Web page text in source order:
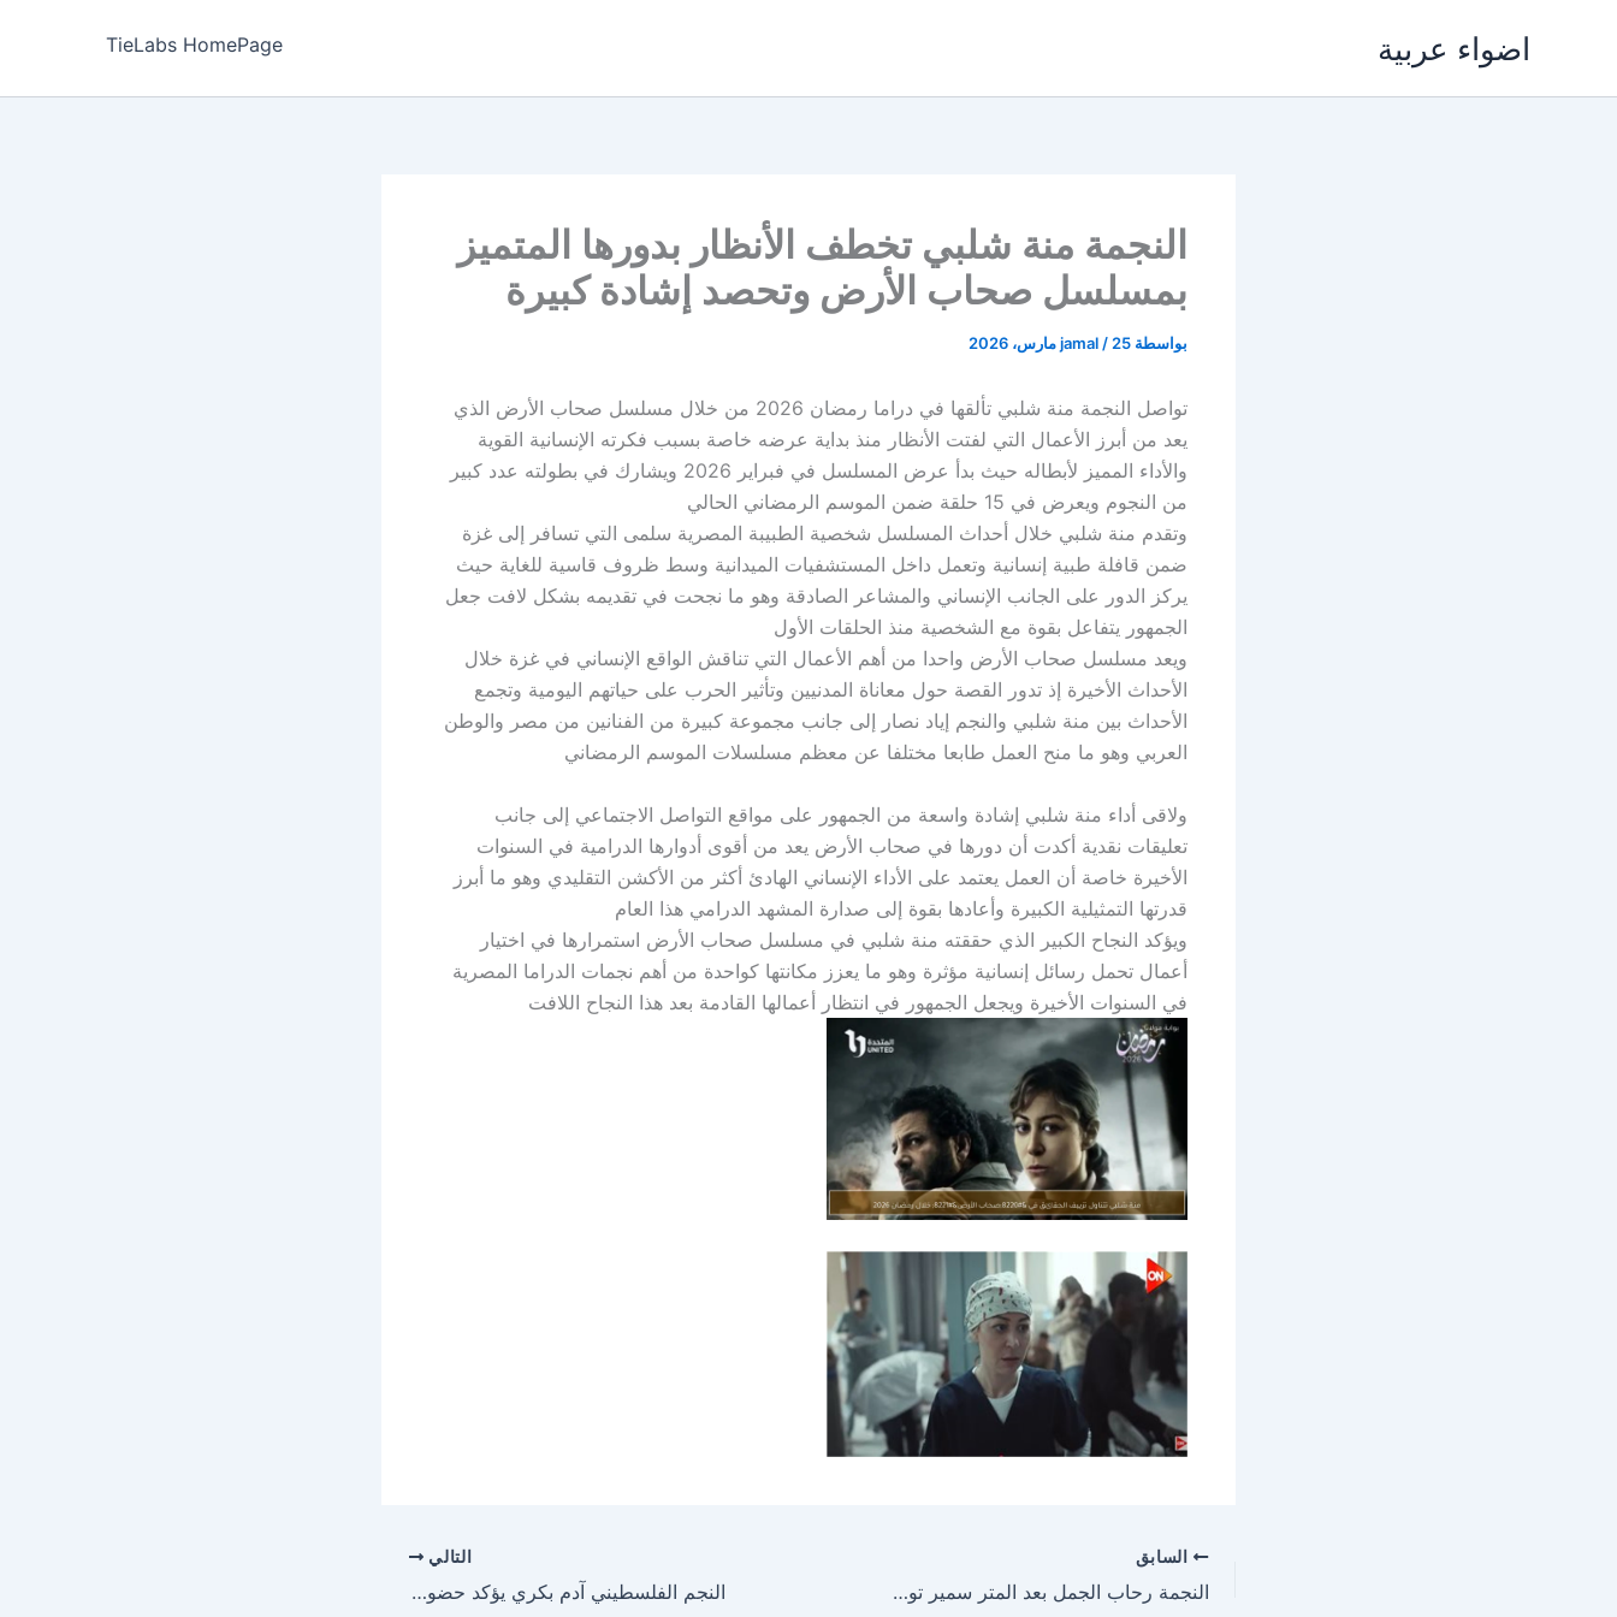
اضواء عربية TieLabs HomePage
النجمة منة شلبي تخطف الأنظار بدورها المتميز
بمسلسل صحاب الأرض وتحصد إشادة كبيرة
بواسطة jamal / 25 مارس، 2026
تواصل النجمة منة شلبي تألقها في دراما رمضان 2026 من خلال مسلسل صحاب الأرض الذي
يعد من أبرز الأعمال التي لفتت الأنظار منذ بداية عرضه خاصة بسبب فكرته الإنسانية القوية
والأداء المميز لأبطاله حيث بدأ عرض المسلسل في فبراير 2026 ويشارك في بطولته عدد كبير
من النجوم ويعرض في 15 حلقة ضمن الموسم الرمضاني الحالي
وتقدم منة شلبي خلال أحداث المسلسل شخصية الطبيبة المصرية سلمى التي تسافر إلى غزة
ضمن قافلة طبية إنسانية وتعمل داخل المستشفيات الميدانية وسط ظروف قاسية للغاية حيث
يركز الدور على الجانب الإنساني والمشاعر الصادقة وهو ما نجحت في تقديمه بشكل لافت جعل
الجمهور يتفاعل بقوة مع الشخصية منذ الحلقات الأول
ويعد مسلسل صحاب الأرض واحدا من أهم الأعمال التي تناقش الواقع الإنساني في غزة خلال
الأحداث الأخيرة إذ تدور القصة حول معاناة المدنيين وتأثير الحرب على حياتهم اليومية وتجمع
الأحداث بين منة شلبي والنجم إياد نصار إلى جانب مجموعة كبيرة من الفنانين من مصر والوطن
العربي وهو ما منح العمل طابعا مختلفا عن معظم مسلسلات الموسم الرمضاني
ولاقى أداء منة شلبي إشادة واسعة من الجمهور على مواقع التواصل الاجتماعي إلى جانب
تعليقات نقدية أكدت أن دورها في صحاب الأرض يعد من أقوى أدوارها الدرامية في السنوات
الأخيرة خاصة أن العمل يعتمد على الأداء الإنساني الهادئ أكثر من الأكشن التقليدي وهو ما أبرز
قدرتها التمثيلية الكبيرة وأعادها بقوة إلى صدارة المشهد الدرامي هذا العام
ويؤكد النجاح الكبير الذي حققته منة شلبي في مسلسل صحاب الأرض استمرارها في اختيار
أعمال تحمل رسائل إنسانية مؤثرة وهو ما يعزز مكانتها كواحدة من أهم نجمات الدراما المصرية
في السنوات الأخيرة ويجعل الجمهور في انتظار أعمالها القادمة بعد هذا النجاح اللافت
السابق
النجمة رحاب الجمل بعد المتر سمير تواصل نشاطها الفني
التالي
النجم الفلسطيني آدم بكري يؤكد حضوره كأحد أفضل نجوم الدراما بمسلسل صحاب الأرض